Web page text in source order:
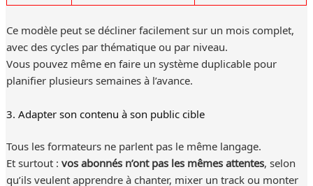
Ce modèle peut se décliner facilement sur un mois complet,
avec des cycles par thématique ou par niveau.
Vous pouvez même en faire un système duplicable pour
planifier plusieurs semaines à l’avance.
3. Adapter son contenu à son public cible
Tous les formateurs ne parlent pas le même langage.
Et surtout :vos abonnés n’ont pas les mêmes attentes, selon
qu’ils veulent apprendre à chanter, mixer un track ou monter